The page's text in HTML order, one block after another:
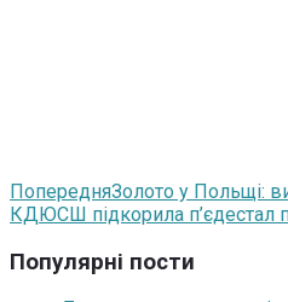
ПопередняЗолото у Польщі:
КДЮСШ підкорила п’єдестал
Популярні пости